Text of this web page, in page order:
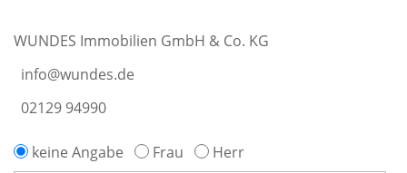
WUNDES Immobilien GmbH & Co. KG
info@wundes.de
02129 94990
keine Angabe Frau Herr